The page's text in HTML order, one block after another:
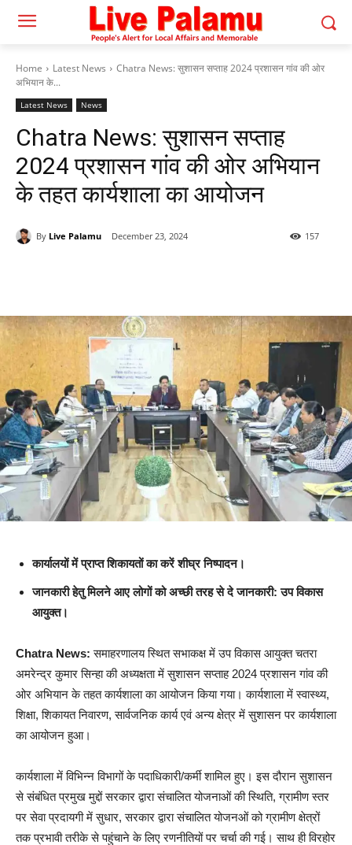
Home Latest News
Chatra News: सुशासन सप्ताह 2024 प्रशासन गांव की ओर
अभियान के...
Latest News News
Chatra News: सुशासन सप्ताह
2024 प्रशासन गांव की ओर अभियान
के तहत कार्यशाला का आयोजन
By Live Palamu December 23, 2024 157
कार्यालयों में प्राप्त शिकायतों का करें शीघ्र निष्पादन।
जानकारी हेतु मिलने आए लोगों को अच्छी तरह से दे जानकारी: उप विकास
आयुक्त।
Chatra News: समाहरणालय स्थित सभाकक्ष में उप विकास आयुक्त चतरा
अमरेन्द्र कुमार सिन्हा की अध्यक्षता में सुशासन सप्ताह 2024 प्रशासन गांव की
ओर अभियान के तहत कार्यशाला का आयोजन किया गया। कार्यशाला में स्वास्थ्य,
शिक्षा, शिकायत निवारण, सार्वजनिक कार्य एवं अन्य क्षेत्र में सुशासन पर कार्यशाला
का आयोजन हुआ।
कार्यशाला में विभिन्न विभागों के पदाधिकारी/कर्मी शामिल हुए। इस दौरान सुशासन
से संबंधित प्रमुख मुद्दों सरकार द्वारा संचालित योजनाओं की स्थिति, ग्रामीण स्तर
पर सेवा प्रदायगी में सुधार, सरकार द्वारा संचालित योजनओं को ग्रामीण क्षेत्रों
तक प्रभावी तरीके से पहुंचाने के लिए रणनीतियों पर चर्चा की गई। साथ ही विरहोर